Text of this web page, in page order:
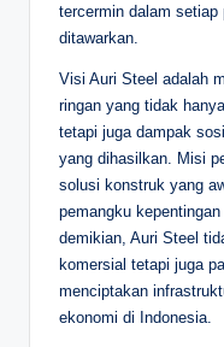
tercermin dalam
ditawarkan.
Visi Auri Steel adalah
ringan yang tidak
tetapi juga dampak
yang dihasilkan. Misi
solusi konstruk yang
pemangku
demikian, Auri Steel
komersial tetapi juga
menciptakan
ekonomi di Indonesia.